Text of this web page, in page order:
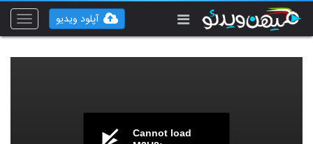
Toggle
آپلود ویدیو
Cannot load